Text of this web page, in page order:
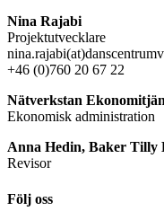
Nina Rajabi
Projektutvecklare
+46 (0)760 20 67 22
Nätverkstan
Ekonomisk administration
Anna Hedin, Baker Tilly
Revisor
Följ oss